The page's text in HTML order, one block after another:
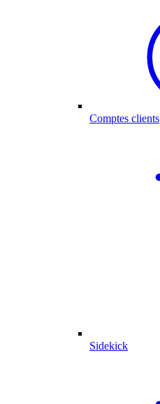
Comptes clients
Sidekick